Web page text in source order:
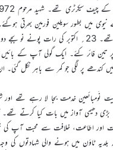
میں بطور سویلین فورمین بھرتی
کلینک میں بیٹھا کرتے تھے اس لئے لوگ اِن کو ڈاکٹر
فائر کئے۔ ایک گولی آپ کے بائیں
کندھے پر لگی جو کمر سے باہر نکل
نَومبائعین خدمت بجا لا رہے تھے
دھیمی آواز میں بات کیا کرتے تھے۔
اطاعت، خلافت سے محبت آپ کی
بلدیہ ٹاؤن میں ہونے والی شہادتوں